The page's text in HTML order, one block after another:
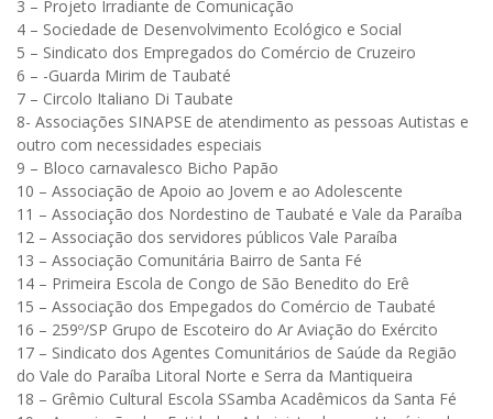
3 – Projeto Irradiante de Comunicação
4 – Sociedade de Desenvolvimento Ecológico e Social
5 – Sindicato dos Empregados do Comércio de Cruzeiro
6 – -Guarda Mirim de Taubaté
7 – Circolo Italiano Di Taubate
8- Associações SINAPSE de atendimento as pessoas Autistas e
outro com necessidades especiais
9 – Bloco carnavalesco Bicho Papão
10 – Associação de Apoio ao Jovem e ao Adolescente
11 – Associação dos Nordestino de Taubaté e Vale da Paraíba
12 – Associação dos servidores públicos Vale Paraíba
13 – Associação Comunitária Bairro de Santa Fé
14 – Primeira Escola de Congo de São Benedito do Erê
15 – Associação dos Empegados do Comércio de Taubaté
16 – 259º/SP Grupo de Escoteiro do Ar Aviação do Exército
17 – Sindicato dos Agentes Comunitários de Saúde da Região
do Vale do Paraíba Litoral Norte e Serra da Mantiqueira
18 – Grêmio Cultural Escola SSamba Acadêmicos da Santa Fé